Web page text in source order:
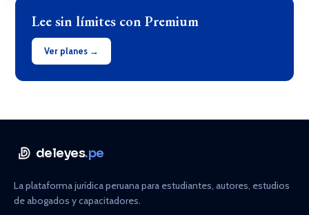
Lee sin límites con Premium
Ver planes →
deleyes.pe
La plataforma jurídica peruana para estudiantes, autores, estudios
de abogados y capacitadores.